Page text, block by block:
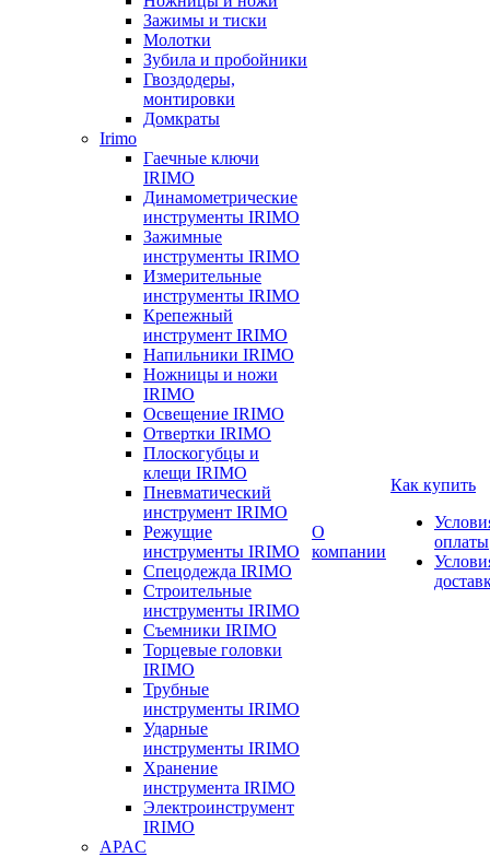
Зажимы и тиски
Молотки
Зубила и пробойники
Гвоздодеры,
монтировки
Домкраты
Irimo
Гаечные ключи
IRIMO
Динамометрические
инструменты IRIMO
Зажимные
инструменты IRIMO
Измерительные
инструменты IRIMO
Крепежный
инструмент IRIMO
Напильники IRIMO
Ножницы и ножи
IRIMO
Освещение IRIMO
Отвертки IRIMO
Плоскогубцы и
клещи IRIMO
Пневматический
инструмент IRIMO
Режущие
инструменты IRIMO
Спецодежда IRIMO
Строительные
инструменты IRIMO
Съемники IRIMO
Торцевые головки
IRIMO
Трубные
инструменты IRIMO
Ударные
инструменты IRIMO
Хранение
инструмента IRIMO
Электроинструмент
IRIMO
APAC
О
компании
Как купить
оплаты